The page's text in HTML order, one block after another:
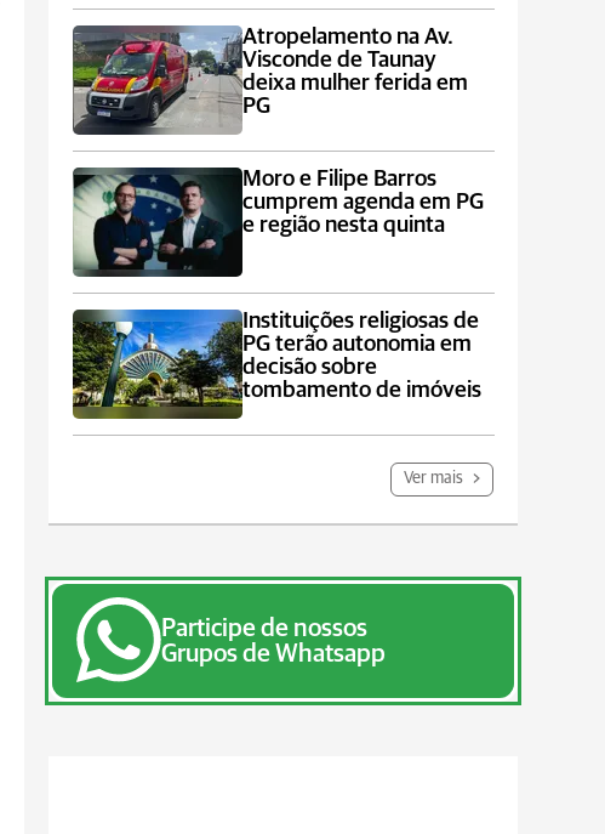
Atropelamento na Av.
Visconde de Taunay
deixa mulher ferida em
PG
Moro e Filipe Barros
cumprem agenda em PG
e região nesta quinta
Instituições religiosas de
PG terão autonomia em
decisão sobre
tombamento de imóveis
Ver mais
Participe de nossos
Grupos de Whatsapp